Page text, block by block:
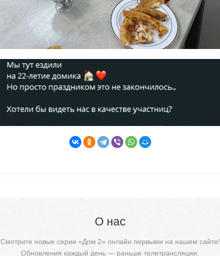
О нас
Смотрите новые серии «Дом 2» онлайн первыми на нашем сайте!
Обновления каждый день — раньше телетрансляции.